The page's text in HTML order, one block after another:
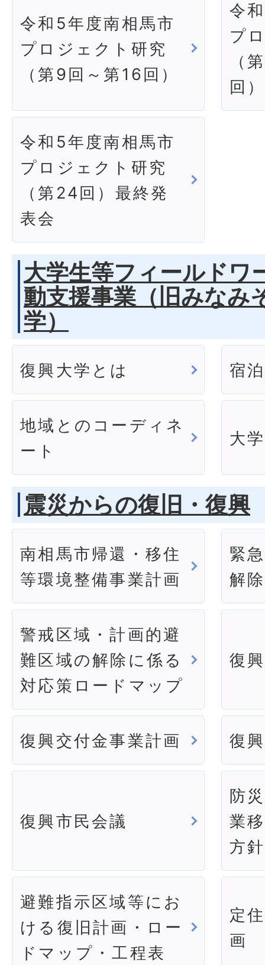
令和5年度南相馬市
プロジェクト研究
（第9回～第16回）
令
プ
（
回）
令和5年度南相馬市
プロジェクト研究
（第24回）最終発
表会
大学生等フィールドワ
動支援事業（旧みなみ
学）
復興大学とは 宿
地域とのコーディネ
ート
大
震災からの復旧・復興
南相馬市帰還・移住
等環境整備事業計画
緊
解
警戒区域・計画的避
難区域の解除に係る
対応策ロードマップ
復
復興交付金事業計画 復
復興市民会議
防
業
方
避難指示区域等にお
ける復旧計画・ロー
ドマップ・工程表
定
画